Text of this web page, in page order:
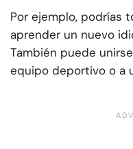
Por ejemplo, podrías
aprender un nuevo
También puede
equipo deportivo o a